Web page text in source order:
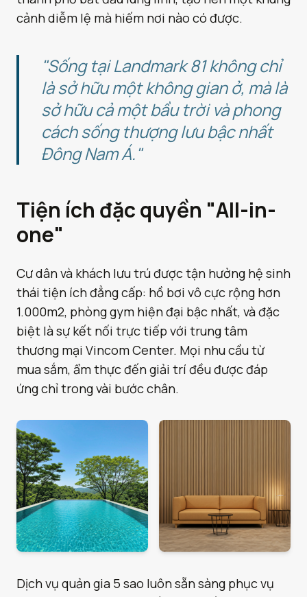
cảnh diễm lệ mà hiếm nơi nào có được.
"Sống tại Landmark 81 không chỉ
là sở hữu một không gian ở, mà là
sở hữu cả một bầu trời và phong
cách sống thượng lưu bậc nhất
Đông Nam Á."
Tiện ích đặc quyền "All-in-
one"
Cư dân và khách lưu trú được tận hưởng hệ sinh
thái tiện ích đẳng cấp: hồ bơi vô cực rộng hơn
1.000m2, phòng gym hiện đại bậc nhất, và đặc
biệt là sự kết nối trực tiếp với trung tâm
thương mại Vincom Center. Mọi nhu cầu từ
mua sắm, ẩm thực đến giải trí đều được đáp
ứng chỉ trong vài bước chân.
Dịch vụ quản gia 5 sao luôn sẵn sàng phục vụ